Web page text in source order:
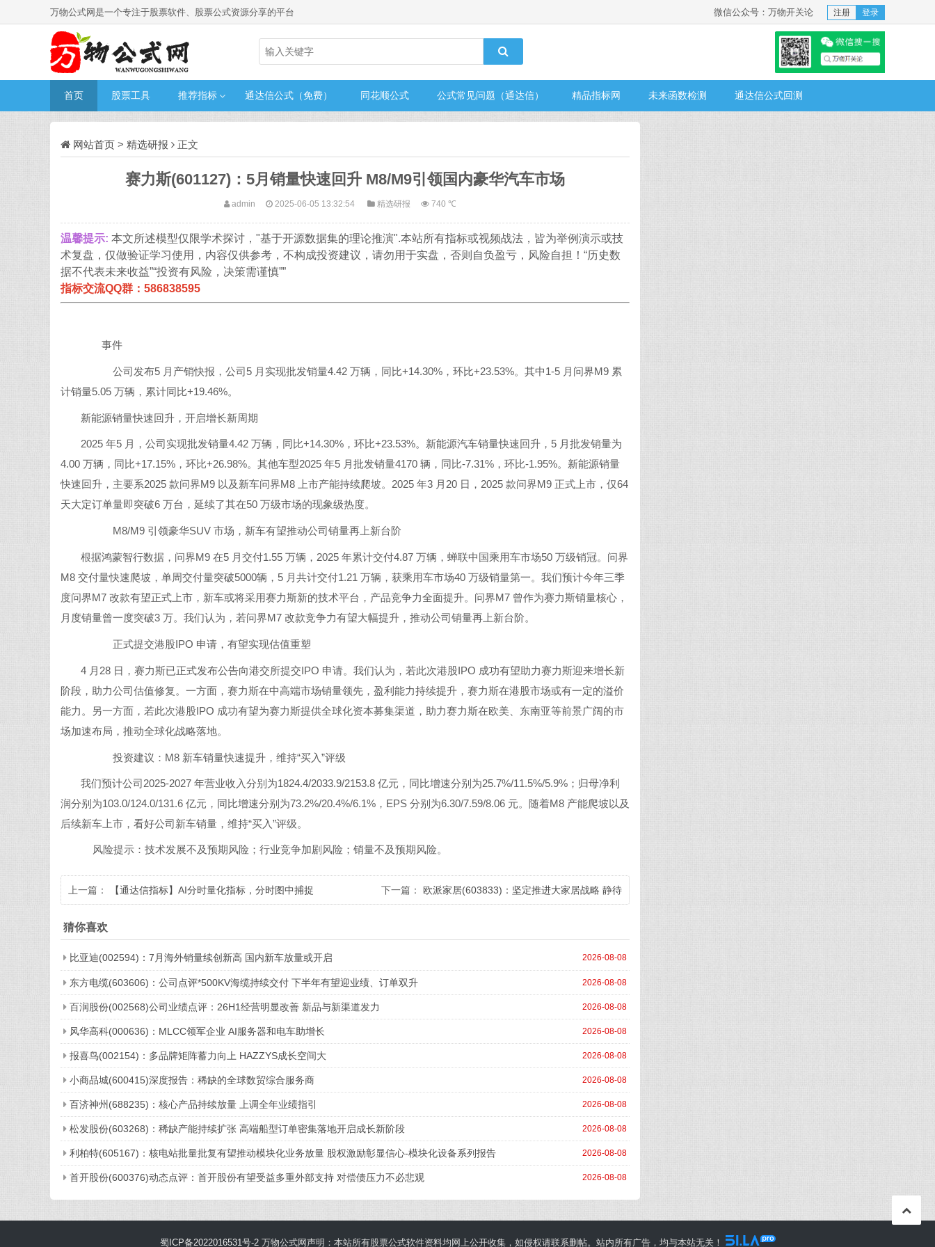
万物公式网是一个专注于股票软件、股票公式资源分享的平台 微信公众号：万物开关论 注册 登录
首页 股票工具 推荐指标 通达信公式（免费） 同花顺公式 公式常见问题（通达信） 精品指标网 未来函数检测 通达信公式回测
网站首页 > 精选研报 正文
赛力斯(601127)：5月销量快速回升 M8/M9引领国内豪华汽车市场
admin 2025-06-05 13:32:54 精选研报 740 ℃
温馨提示: 本文所述模型仅限学术探讨，"基于开源数据集的理论推演".本站所有指标或视频战法，皆为举例演示或技
术复盘，仅做验证学习使用，内容仅供参考，不构成投资建议，请勿用于实盘，否则自负盈亏，风险自担！“历史数
据不代表未来收益”“投资有风险，决策需谨慎””
指标交流QQ群：586838595
事件
公司发布5 月产销快报，公司5 月实现批发销量4.42 万辆，同比+14.30%，环比+23.53%。其中1-5 月问界M9 累
计销量5.05 万辆，累计同比+19.46%。
新能源销量快速回升，开启增长新周期
2025 年5 月，公司实现批发销量4.42 万辆，同比+14.30%，环比+23.53%。新能源汽车销量快速回升，5 月批发销量为
4.00 万辆，同比+17.15%，环比+26.98%。其他车型2025 年5 月批发销量4170 辆，同比-7.31%，环比-1.95%。新能源销量
快速回升，主要系2025 款问界M9 以及新车问界M8 上市产能持续爬坡。2025 年3 月20 日，2025 款问界M9 正式上市，仅64
天大定订单量即突破6 万台，延续了其在50 万级市场的现象级热度。
M8/M9 引领豪华SUV 市场，新车有望推动公司销量再上新台阶
根据鸿蒙智行数据，问界M9 在5 月交付1.55 万辆，2025 年累计交付4.87 万辆，蝉联中国乘用车市场50 万级销冠。问界
M8 交付量快速爬坡，单周交付量突破5000辆，5 月共计交付1.21 万辆，获乘用车市场40 万级销量第一。我们预计今年三季
度问界M7 改款有望正式上市，新车或将采用赛力斯新的技术平台，产品竞争力全面提升。问界M7 曾作为赛力斯销量核心，
月度销量曾一度突破3 万。我们认为，若问界M7 改款竞争力有望大幅提升，推动公司销量再上新台阶。
正式提交港股IPO 申请，有望实现估值重塑
4 月28 日，赛力斯已正式发布公告向港交所提交IPO 申请。我们认为，若此次港股IPO 成功有望助力赛力斯迎来增长新
阶段，助力公司估值修复。一方面，赛力斯在中高端市场销量领先，盈利能力持续提升，赛力斯在港股市场或有一定的溢价
能力。另一方面，若此次港股IPO 成功有望为赛力斯提供全球化资本募集渠道，助力赛力斯在欧美、东南亚等前景广阔的市
场加速布局，推动全球化战略落地。
投资建议：M8 新车销量快速提升，维持“买入”评级
我们预计公司2025-2027 年营业收入分别为1824.4/2033.9/2153.8 亿元，同比增速分别为25.7%/11.5%/5.9%；归母净利
润分别为103.0/124.0/131.6 亿元，同比增速分别为73.2%/20.4%/6.1%，EPS 分别为6.30/7.59/8.06 元。随着M8 产能爬坡以及
后续新车上市，看好公司新车销量，维持“买入”评级。
风险提示：技术发展不及预期风险；行业竞争加剧风险；销量不及预期风险。
上一篇： 【通达信指标】AI分时量化指标，分时图中捕捉 下一篇： 欧派家居(603833)：坚定推进大家居战略 静待
猜你喜欢
2026-08-08
比亚迪(002594)：7月海外销量续创新高 国内新车放量或开启
2026-08-08
东方电缆(603606)：公司点评*500KV海缆持续交付 下半年有望迎业绩、订单双升
2026-08-08
百润股份(002568)公司业绩点评：26H1经营明显改善 新品与新渠道发力
2026-08-08
风华高科(000636)：MLCC领军企业 AI服务器和电车助增长
2026-08-08
报喜鸟(002154)：多品牌矩阵蓄力向上 HAZZYS成长空间大
2026-08-08
小商品城(600415)深度报告：稀缺的全球数贸综合服务商
2026-08-08
百济神州(688235)：核心产品持续放量 上调全年业绩指引
2026-08-08
松发股份(603268)：稀缺产能持续扩张 高端船型订单密集落地开启成长新阶段
2026-08-08
利柏特(605167)：核电站批量批复有望推动模块化业务放量 股权激励彰显信心-模块化设备系列报告
2026-08-08
首开股份(600376)动态点评：首开股份有望受益多重外部支持 对偿债压力不必悲观
蜀ICP备2022016531号-2万物公式网声明：本站所有股票公式软件资料均网上公开收集，如侵权请联系删帖。站内所有广告，均与本站无关！